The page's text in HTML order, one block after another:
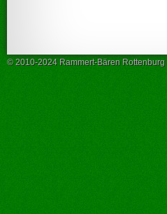
© 2010-2024 Rammert-Bären Rottenburg